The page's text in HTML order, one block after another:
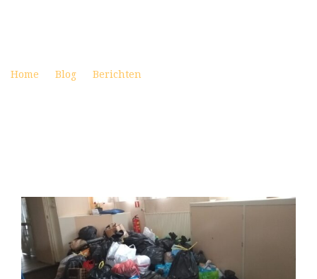
Home Blog Berichten